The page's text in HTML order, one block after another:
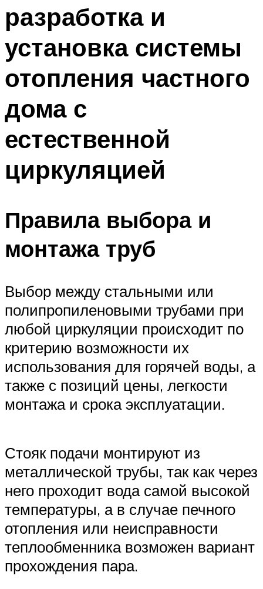
Меню
разработка и
установка системы
отопления частного
дома с
естественной
циркуляцией
Правила выбора и
монтажа труб
Выбор между стальными или
полипропиленовыми трубами при
любой циркуляции происходит по
критерию возможности их
использования для горячей воды, а
также с позиций цены, легкости
монтажа и срока эксплуатации.
Стояк подачи монтируют из
металлической трубы, так как через
него проходит вода самой высокой
температуры, а в случае печного
отопления или неисправности
теплообменника возможен вариант
прохождения пара.